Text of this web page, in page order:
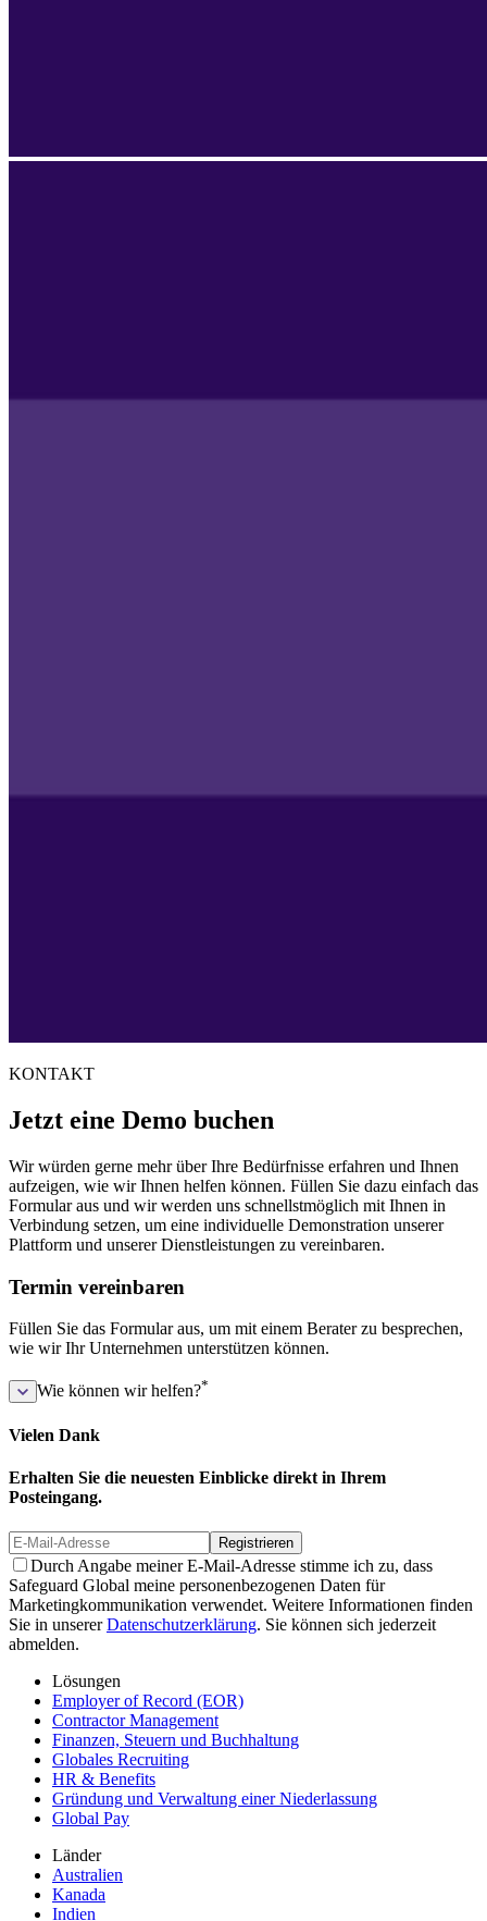
KONTAKT
Jetzt eine Demo buchen
Wir würden gerne mehr über Ihre Bedürfnisse erfahren und Ihnen
aufzeigen, wie wir Ihnen helfen können. Füllen Sie dazu einfach das
Formular aus und wir werden uns schnellstmöglich mit Ihnen in
Verbindung setzen, um eine individuelle Demonstration unserer
Plattform und unserer Dienstleistungen zu vereinbaren.
Termin vereinbaren
Füllen Sie das Formular aus, um mit einem Berater zu besprechen,
wie wir Ihr Unternehmen unterstützen können.
Wie können wir helfen?*
Vielen Dank
Erhalten Sie die neuesten Einblicke direkt in Ihrem
Posteingang.
Registrieren
Durch Angabe meiner E-Mail-Adresse stimme ich zu, dass
Safeguard Global meine personenbezogenen Daten für
Marketingkommunikation verwendet. Weitere Informationen finden
Sie in unsererDatenschutzerklärung. Sie können sich jederzeit
abmelden.
Lösungen
Employer of Record (EOR)
Contractor Management
Finanzen, Steuern und Buchhaltung
Globales Recruiting
HR & Benefits
Gründung und Verwaltung einer Niederlassung
Global Pay
Länder
Australien
Kanada
Indien